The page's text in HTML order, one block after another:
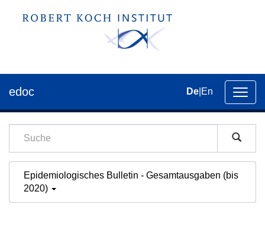
der
edoc De En
Epidemiologisches Bulletin - Gesamtausgaben (bis
2020)